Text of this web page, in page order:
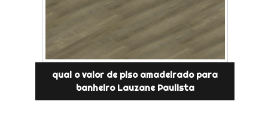
qual o valor de piso amadeirado para
banheiro Lauzane Paulista